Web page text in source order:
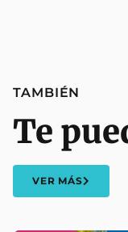
TAMBIÉN
Te
VER MÁS